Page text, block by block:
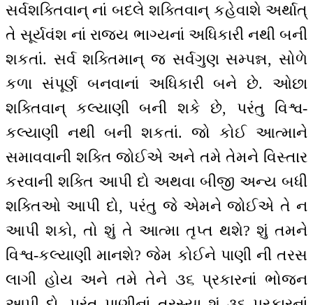
સર્વશક્તિવાન્ નાં બદલે શક્તિવાન્ કહેવાશે અર્થાત્
તે સૂર્યવંશ નાં રાજ્ય ભાગ્યનાં અધિકારી નથી બની
શકતાં. સર્વ શક્તિમાન્ જ સર્વગુણ સમ્પન્ન, સોળે
કળા સંપૂર્ણ બનવાનાં અધિકારી બને છે. ઓછા
શક્તિવાન્ કલ્યાણી બની શકે છે, પરંતુ વિશ્વ-
કલ્યાણી નથી બની શકતાં. જો કોઈ આત્માને
સમાવવાની શક્તિ જોઈએ અને તમે તેમને વિસ્તાર
કરવાની શક્તિ આપી દો અથવા બીજી અન્ય બધી
શક્તિઓ આપી દો, પરંતુ જે એમને જોઈએ તે ન
આપી શકો, તો શું તે આત્મા તૃપ્ત થશે? શું તમને
વિશ્વ-કલ્યાણી માનશે? જેમ કોઈને પાણી ની તરસ
લાગી હોય અને તમે તેને ૩૬ પ્રકારનાં ભોજન